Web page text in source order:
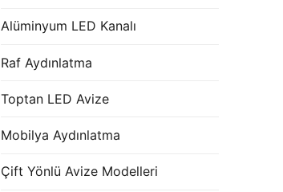
Alüminyum LED Kanalı
Raf Aydınlatma
Toptan LED Avize
Mobilya Aydınlatma
Çift Yönlü Avize Modelleri